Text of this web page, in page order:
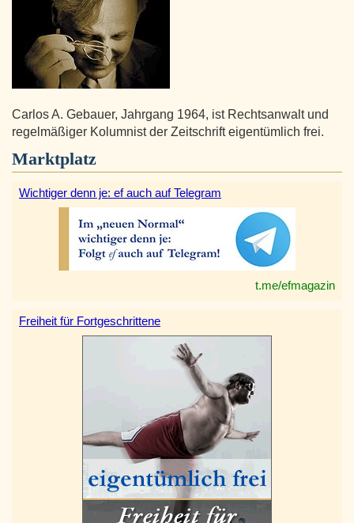
Carlos A. Gebauer, Jahrgang 1964, ist Rechtsanwalt und
regelmäßiger Kolumnist der Zeitschrift eigentümlich frei.
Marktplatz
Wichtiger denn je: ef auch auf Telegram
t.me/efmagazin
Freiheit für Fortgeschrittene